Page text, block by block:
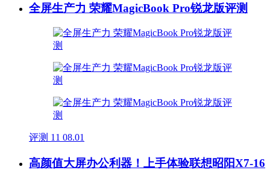
全屏生产力 荣耀MagicBook Pro锐龙版评测
评测 11 08.01
高颜值大屏办公利器！上手体验联想昭阳X7-16